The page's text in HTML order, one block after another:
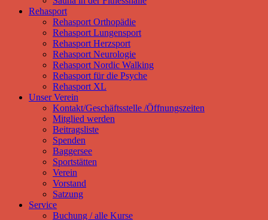
Rehasport
Rehasport Orthopädie
Rehasport Lungensport
Rehasport Herzsport
Rehasport Neurologie
Rehasport Nordic Walking
Rehasport für die Psyche
Rehasport XL
Unser Verein
Kontakt/Geschäftsstelle /Öffnungszeiten
Mitglied werden
Beitragsliste
Spenden
Baggersee
Sportstätten
Verein
Vorstand
Satzung
Service
Buchung / alle Kurse